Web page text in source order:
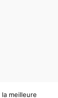
meilleure